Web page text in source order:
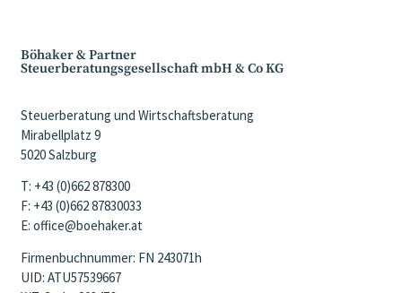
Böhaker & Partner
Steuerberatungsgesellschaft mbH & Co KG
Steuerberatung und Wirtschaftsberatung
Mirabellplatz 9
5020 Salzburg
T: +43 (0)662 878300
F: +43 (0)662 87830033
E: office@boehaker.at
Firmenbuchnummer: FN 243071h
UID: ATU57539667